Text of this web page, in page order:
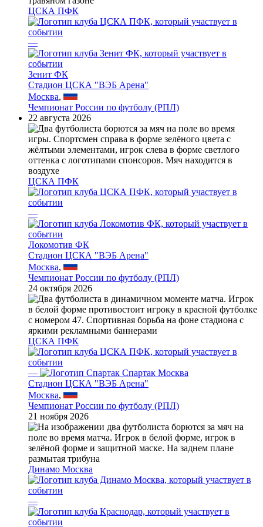
ЦСКА ПФК
—
Зенит ФК
Стадион ЦСКА "ВЭБ Арена"
Москва,
Чемпионат России по футболу (РПЛ)
22 августа 2026
ЦСКА ПФК
—
Локомотив ФК
Стадион ЦСКА "ВЭБ Арена"
Москва,
Чемпионат России по футболу (РПЛ)
24 октября 2026
ЦСКА ПФК
—
Спартак Москва
Стадион ЦСКА "ВЭБ Арена"
Москва,
Чемпионат России по футболу (РПЛ)
21 ноября 2026
Динамо Москва
—